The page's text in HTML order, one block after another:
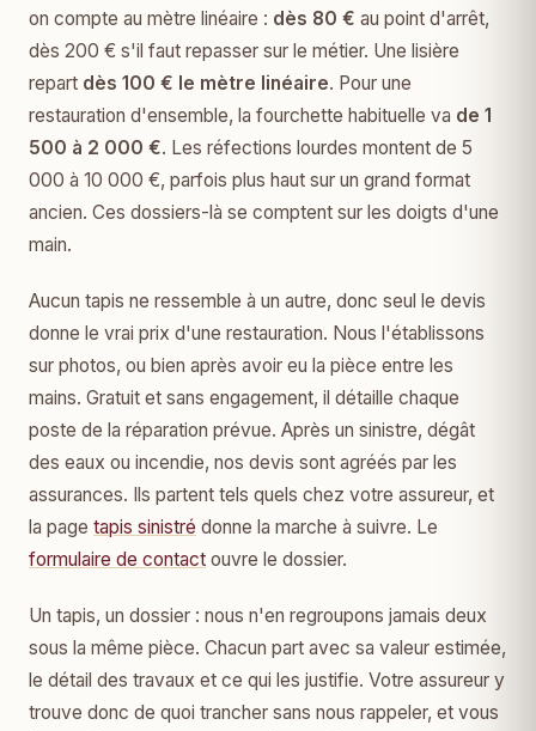
on compte au mètre linéaire : dès 80 € au point d'arrêt,
dès 200 € s'il faut repasser sur le métier. Une lisière
repart dès 100 € le mètre linéaire. Pour une
restauration d'ensemble, la fourchette habituelle va de 1
500 à 2 000 €. Les réfections lourdes montent de 5
000 à 10 000 €, parfois plus haut sur un grand format
ancien. Ces dossiers-là se comptent sur les doigts d'une
main.
Aucun tapis ne ressemble à un autre, donc seul le devis
donne le vrai prix d'une restauration. Nous l'établissons
sur photos, ou bien après avoir eu la pièce entre les
mains. Gratuit et sans engagement, il détaille chaque
poste de la réparation prévue. Après un sinistre, dégât
des eaux ou incendie, nos devis sont agréés par les
assurances. Ils partent tels quels chez votre assureur, et
la page tapis sinistré donne la marche à suivre. Le
formulaire de contact ouvre le dossier.
Un tapis, un dossier : nous n'en regroupons jamais deux
sous la même pièce. Chacun part avec sa valeur estimée,
le détail des travaux et ce qui les justifie. Votre assureur y
trouve donc de quoi trancher sans nous rappeler, et vous